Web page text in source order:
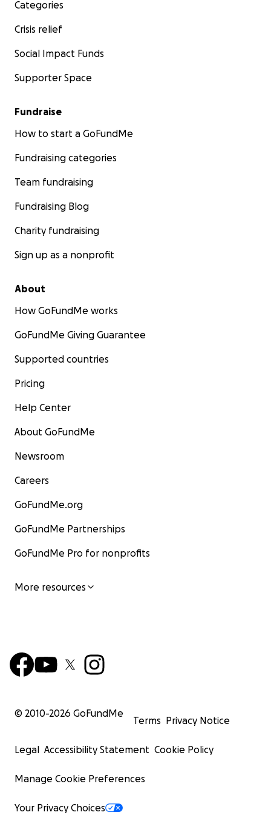
Sobre las organizaciones
CEA Justicia Social y Elementa DDHH son
organizaciones dedicadas a promover la justicia social
abordar las injusticias sistémicas y garantizar que
justicia.
Categories
Crisis relief
Social Impact Funds
Supporter Space
Fundraise
How to start a GoFundMe
Fundraising categories
Team fundraising
Fundraising Blog
Charity fundraising
Sign up as a nonprofit
About
How GoFundMe works
GoFundMe Giving Guarantee
Supported countries
Pricing
Help Center
About GoFundMe
Newsroom
Careers
GoFundMe.org
GoFundMe Partnerships
GoFundMe Pro for nonprofits
More resources
© 2010-2026 GoFundMe
Terms Privacy Notice
Legal Accessibility Statement Cookie Policy
Manage Cookie Preferences
Your Privacy Choices